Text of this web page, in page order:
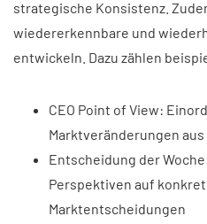
strategische Konsistenz.
wiedererkennbare und
entwickeln. Dazu zählen
CEO Point of View:
Marktveränderungen
Entscheidung der
Perspektiven auf
Marktentscheidungen